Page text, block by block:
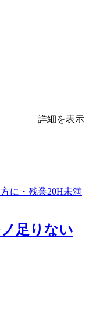
詳細を表示
足りない